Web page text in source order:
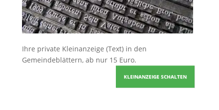
Ihre private Kleinanzeige (Text) in den
Gemeindeblättern, ab nur 15 Euro.
KLEINANZEIGE SCHALTEN